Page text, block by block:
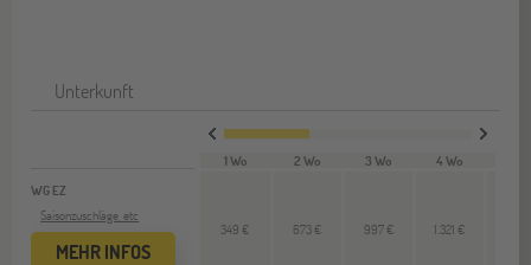
Unterkunft
WG EZ
Saisonzuschläge, etc
MEHR INFOS
1 Wo 2 Wo 3 Wo 4 Wo
349 € 673 € 997 € 1.321 €